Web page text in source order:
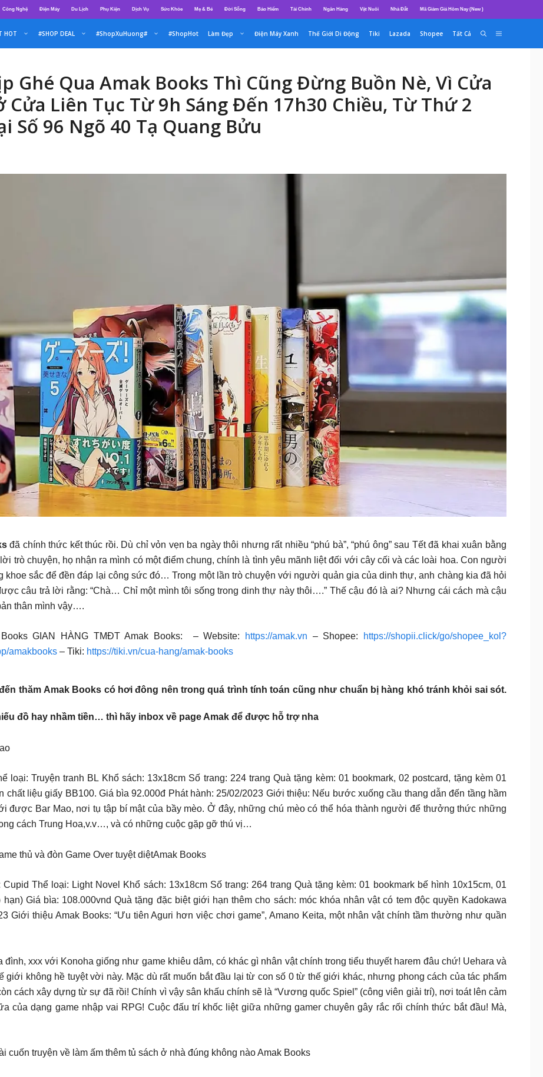
Công Nghệ Điện Máy Du Lịch Phụ Kiện Dịch Vụ Sức Khỏe Mẹ & Bé Đời Sống Bảo Hiểm Tài Chính Ngân Hàng Vật Nuôi Nhà Đất Mã Giảm Giá Hôm Nay (New )
HOT #SHOP DEAL #ShopXuHuong# #ShopHot Làm Đẹp Điện Máy Xanh Thế Giới Di Động Tiki Lazada Shopee Tất Cả
Ghé Qua Amak Books Thì Cũng Đừng Buồn Nè, Vì Cửa
Cửa Liên Tục Từ 9h Sáng Đến 17h30 Chiều, Từ Thứ 2
Số 96 Ngõ 40 Tạ Quang Bửu
đã chính thức kết thúc rồi. Dù chỉ vỏn vẹn ba ngày thôi nhưng rất nhiều “phú bà”, “phú ông” sau Tết đã khai xuân bằng
trò chuyện, họ nhận ra mình có một điểm chung, chính là tình yêu mãnh liệt đối với cây cối và các loài hoa. Con người
sắc để đền đáp lại công sức đó… Trong một lần trò chuyện với người quản gia của dinh thự, anh chàng kia đã hỏi
câu trả lời rằng: “Chà… Chỉ một mình tôi sống trong dinh thự này thôi….” Thế cậu đó là ai? Nhưng cái cách mà cậu
thân mình vậy….
GIAN HÀNG TMĐT Amak Books: – Website: https://amak.vn – Shopee:
https://shopii.click/go/shopee_kol?
amakbooks – Tiki: https://tiki.vn/cua-hang/amak-books
thăm Amak Books có hơi đông nên trong quá trình tính toán cũng như chuẩn bị hàng khó tránh khỏi sai sót.
đồ hay nhầm tiền… thì hãy inbox về page Amak để được hỗ trợ nha
loại: Truyện tranh BL Khổ sách: 13x18cm Số trang: 224 trang Quà tặng kèm: 01 bookmark, 02 postcard, tặng kèm 01
chất liệu giấy BB100. Giá bìa 92.000đ Phát hành: 25/02/2023 Giới thiệu: Nếu bước xuống cầu thang dẫn đến tầng hầm
được Bar Mao, nơi tụ tập bí mật của bầy mèo. Ở đây, những chú mèo có thể hóa thành người để thưởng thức những
cách Trung Hoa,v.v…, và có những cuộc gặp gỡ thú vị…
thủ và đòn Game Over tuyệt diệtAmak Books
Thể loại: Light Novel Khổ sách: 13x18cm Số trang: 264 trang Quà tặng kèm: 01 bookmark bế hình 10x15cm, 01
Giá bìa: 108.000vnd Quà tặng đặc biệt giới hạn thêm cho sách: móc khóa nhân vật có tem độc quyền Kadokawa
Giới thiệu Amak Books: “Ưu tiên Aguri hơn việc chơi game”, Amano Keita, một nhân vật chính tầm thường như quần
xxx với Konoha giống như game khiêu dâm, có khác gì nhân vật chính trong tiểu thuyết harem đâu chứ! Uehara và
giới không hề tuyệt vời này. Mặc dù rất muốn bắt đầu lại từ con số 0 từ thế giới khác, nhưng phong cách của tác phẩm
cách xây dựng từ sự đã rồi! Chính vì vậy sân khấu chính sẽ là “Vương quốc Spiel” (công viên giải trí), nơi toát lên cảm
của dạng game nhập vai RPG! Cuộc đấu trí khốc liệt giữa những gamer chuyên gây rắc rối chính thức bắt đầu! Mà,
cuốn truyện về làm ấm thêm tủ sách ở nhà đúng không nào Amak Books